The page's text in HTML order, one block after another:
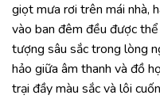
giọt mưa rơi trên mái nhà,
vào ban đêm đều được
tượng sâu sắc trong lòng
hảo giữa âm thanh và đồ
trại đầy màu sắc và lôi